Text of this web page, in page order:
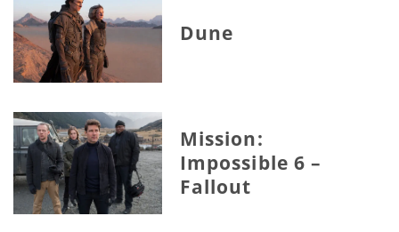
Dune
Mission:
Impossible 6 –
Fallout